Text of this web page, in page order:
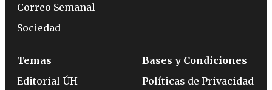
Correo Semanal
Sociedad
Temas
Editorial ÚH
Bases y Condiciones
Políticas de Privacidad